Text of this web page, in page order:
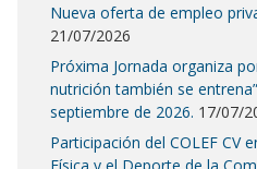
Nueva oferta de empleo
21/07/2026
Próxima Jornada organiza
nutrición también se
septiembre de 2026. 17/07/
Participación del COLEF CV
Física y el Deporte de la